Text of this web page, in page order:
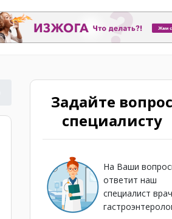
Задайте вопрос
специалисту
На Ваши
ответит наш
специалист